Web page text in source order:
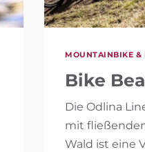
MOUNTAINBIKE &
Bike
Die Odlina
mit
Wald ist eine